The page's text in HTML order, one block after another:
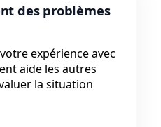
des problèmes
expérience avec
aide les autres
la situation